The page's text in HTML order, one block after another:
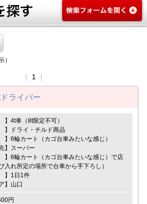
）
1
ライバー
】4t車（8t限定不可）
】ドライ・チルド商品
】6輪カート（カゴ台車みたいな感じ）
】スーパー
】6輪カート（カゴ台車みたいな感じ）で店
入れ所定の場所で台車から手下ろし）
】1日1件
】山口
円